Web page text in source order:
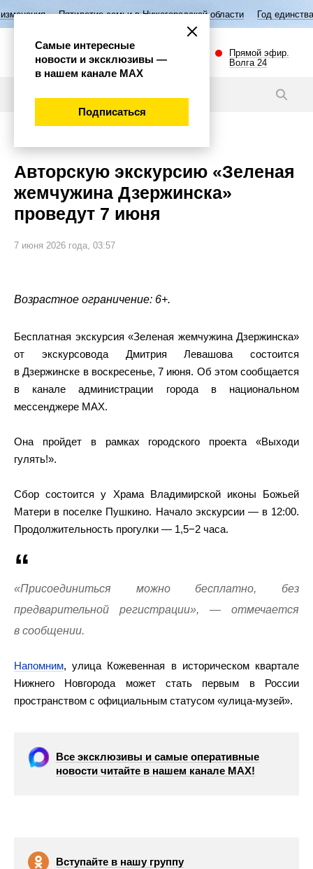
семьи в Нижегородской области Год единства народов России
Прямой эфир.
Волга 24
Авторскую экскурсию «Зеленая
жемчужина Дзержинска»
проведут 7 июня
7 июня 2026 года, 03:57
Возрастное ограничение: 6+.
Бесплатная экскурсия «Зеленая жемчужина Дзержинска»
от экскурсовода Дмитрия Левашова состоится
в Дзержинске в воскресенье, 7 июня. Об этом сообщается
в канале администрации города в национальном
мессенджере MAX.
Она пройдет в рамках городского проекта «Выходи
гулять!».
Сбор состоится у Храма Владимирской иконы Божьей
Матери в поселке Пушкино. Начало экскурсии — в 12:00.
Продолжительность прогулки — 1,5−2 часа.
«Присоединиться можно бесплатно, без
предварительной регистрации», — отмечается
в сообщении.
Напомним, улица Кожевенная в историческом квартале
Нижнего Новгорода может стать первым в России
пространством с официальным статусом «улица‑музей».
Все эксклюзивы и самые оперативные
новости читайте в нашем канале МАХ!
Вступайте в нашу группу
Самые интересные
новости и эксклюзивы —
в нашем канале МАХ
Подписаться